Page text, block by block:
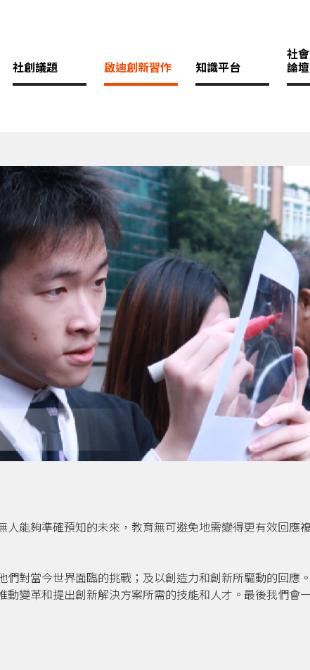
社創議題 啟迪創新習作 知識平台
社
論壇
能夠準確預知的未來，教育無可避免地需變得更有效回應
對當今世界面臨的挑戰；及以創造力和創新所驅動的回應
變革和提出創新解決方案所需的技能和人才。最後我們會